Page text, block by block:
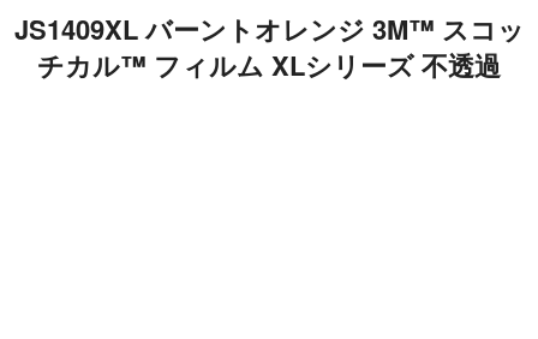
JS1409XL バーントオレンジ 3M™ スコッ
チカル™ フィルム XLシリーズ 不透過